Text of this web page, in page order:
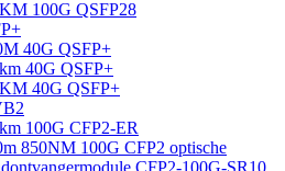
100G QSFP28
40G QSFP+
40G QSFP+
40G QSFP+
100G CFP2-ER
850NM 100G CFP2 optische
CFP2-100G-SR10